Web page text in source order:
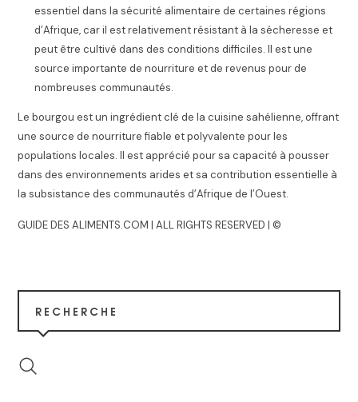
essentiel dans la sécurité alimentaire de certaines régions
d’Afrique, car il est relativement résistant à la sécheresse et
peut être cultivé dans des conditions difficiles. Il est une
source importante de nourriture et de revenus pour de
nombreuses communautés.
Le bourgou est un ingrédient clé de la cuisine sahélienne, offrant
une source de nourriture fiable et polyvalente pour les
populations locales. Il est apprécié pour sa capacité à pousser
dans des environnements arides et sa contribution essentielle à
la subsistance des communautés d’Afrique de l’Ouest.
GUIDE DES ALIMENTS.COM | ALL RIGHTS RESERVED | ©
RECHERCHE